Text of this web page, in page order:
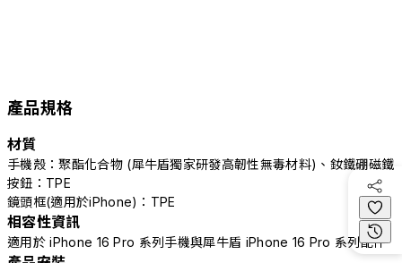
產品規格
材質
手機殼：聚酯化合物 (犀牛盾獨家研發高韌性無毒材料)、釹鐵硼磁鐵
按鈕：TPE
鏡頭框(適用於iPhone)：TPE
相容性資訊
適用於 iPhone 16 Pro 系列手機與犀牛盾 iPhone 16 Pro 系列配件